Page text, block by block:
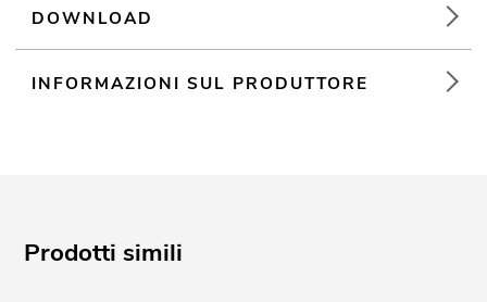
DOWNLOAD
INFORMAZIONI SUL PRODUTTORE
Prodotti simili